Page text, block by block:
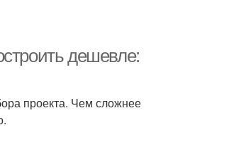
дешевле:
проекта. Чем сложнее